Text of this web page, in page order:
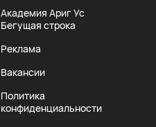
Академия Ариг Ус
Бегущая строка
Реклама
Вакансии
Политика
конфиденциальности